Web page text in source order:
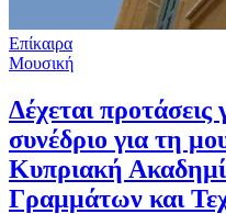
Επίκαιρα
Μουσική
Δέχεται
συνέδριο για τη
Κυπριακή
Γραμμάτων και